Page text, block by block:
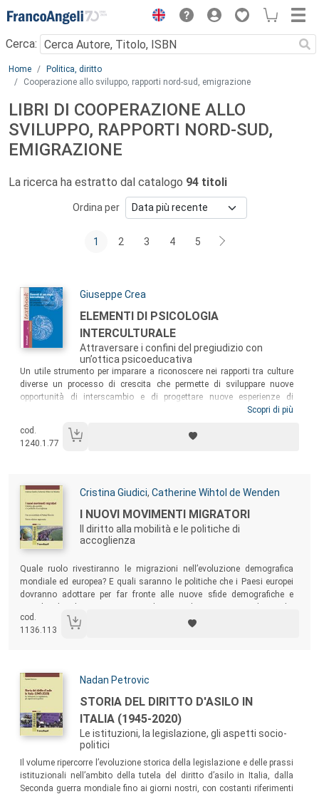
Menu
Cerca:
Main content
Home
Politica, diritto
Cooperazione allo sviluppo, rapporti nord-sud, emigrazione
LIBRI DI COOPERAZIONE ALLO
SVILUPPO, RAPPORTI NORD-SUD,
EMIGRAZIONE
La ricerca ha estratto dal catalogo 94 titoli
Ordina per
1 2 3 4 5
Autori:
Giuseppe Crea
Titolo:
ELEMENTI DI PSICOLOGIA
INTERCULTURALE
Attraversare i confini del pregiudizio con
un’ottica psicoeducativa
Sommario:
Un utile strumento per imparare a riconoscere nei rapporti tra culture
diverse un processo di crescita che permette di sviluppare nuove
opportunità di interscambio e di progettare nuove esperienze di
convivenza. Lo scopo è quello di acquisire una visione delle differenze
reciproca, che aiutino a varcare i confini delle diffidenze per
sperimentare una nuova identità. Un’identità arricchita da mondi
Scopri di più
cod.
1240.1.77
Autori:
Cristina Giudici, Catherine Wihtol de Wenden
Titolo:
I NUOVI MOVIMENTI MIGRATORI
Il diritto alla mobilità e le politiche di
accoglienza
Sommario:
Quale ruolo rivestiranno le migrazioni nell’evoluzione demografica
mondiale ed europea? E quali saranno le politiche che i Paesi europei
dovranno adottare per far fronte alle nuove sfide demografiche e
disegnando un quadro del fenomeno migratorio attuale e
accompagnando il lettore in una riflessione sui temi della popolazione
cod.
1136.113
Autori:
Nadan Petrovic
Titolo:
STORIA DEL DIRITTO D'ASILO IN
ITALIA (1945-2020)
Le istituzioni, la legislazione, gli aspetti socio-
politici
Il volume ripercorre l’evoluzione storica della legislazione e delle prassi
istituzionali nell’ambito della tutela del diritto d’asilo in Italia, dalla
Seconda guerra mondiale fino ai giorni nostri, con costanti riferimenti